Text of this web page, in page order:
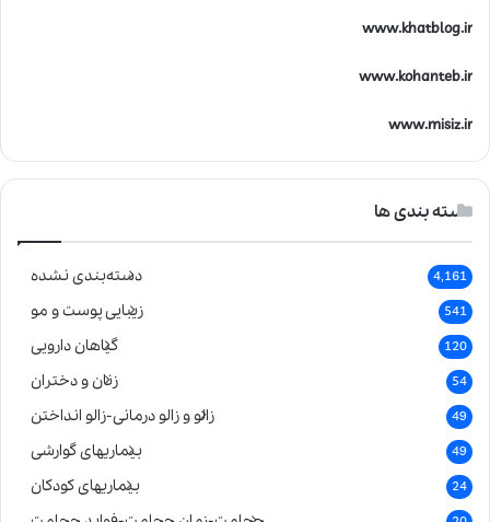
www.khatblog.ir
www.kohanteb.ir
www.misiz.ir
دسته بندی ها
دسته‌بندی نشده 4,161
زیبایی پوست و مو 541
گیاهان دارویی 120
زنان و دختران 54
زالو و زالو درمانی-زالو انداختن 49
بیماریهای گوارشی 49
بیماریهای کودکان 24